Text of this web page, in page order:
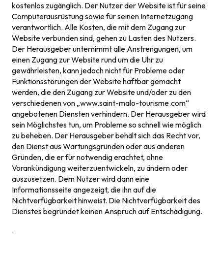
kostenlos zugänglich. Der Nutzer der Website ist für seine
Computerausrüstung sowie für seinen Internetzugang
verantwortlich. Alle Kosten, die mit dem Zugang zur
Website verbunden sind, gehen zu Lasten des Nutzers.
Der Herausgeber unternimmt alle Anstrengungen, um
einen Zugang zur Website rund um die Uhr zu
gewährleisten, kann jedoch nicht für Probleme oder
Funktionsstörungen der Website haftbar gemacht
werden, die den Zugang zur Website und/oder zu den
verschiedenen von „www.saint-malo-tourisme.com“
angebotenen Diensten verhindern. Der Herausgeber wird
sein Möglichstes tun, um Probleme so schnell wie möglich
zu beheben. Der Herausgeber behält sich das Recht vor,
den Dienst aus Wartungsgründen oder aus anderen
Gründen, die er für notwendig erachtet, ohne
Vorankündigung weiterzuentwickeln, zu ändern oder
auszusetzen. Dem Nutzer wird dann eine
Informationsseite angezeigt, die ihn auf die
Nichtverfügbarkeit hinweist. Die Nichtverfügbarkeit des
Dienstes begründet keinen Anspruch auf Entschädigung.
.